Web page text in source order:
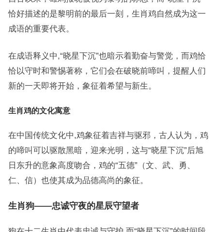
恰好描述的是黎明前的最后一刻，生肖鸡自然成为这一
成语的重要代表。
在成语释义中,“晓星下沉”也暗示着勤奋与警觉，而鸡恰
恰以守时和警惕著称，它们会在破晓前啼叫，提醒人们
新的一天即将开始，象征着希望与新生。
生肖鸡的文化寓意
在中国传统文化中,鸡象征着吉祥与驱邪，古人认为，鸡
的啼叫可以驱散黑暗，迎来光明，这与“晓星下沉”后旭
日东升的意象高度吻合，鸡的“五德”（文、武、勇、
仁、信）也使其成为品德高尚的象征。
生肖狗——忠诚守夜的星辰守望者